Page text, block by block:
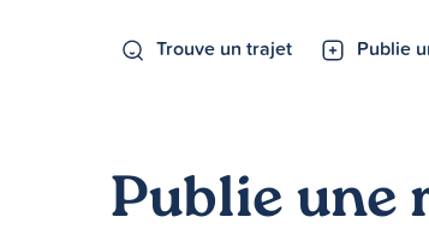
Trouve un trajet Publie
Publie une